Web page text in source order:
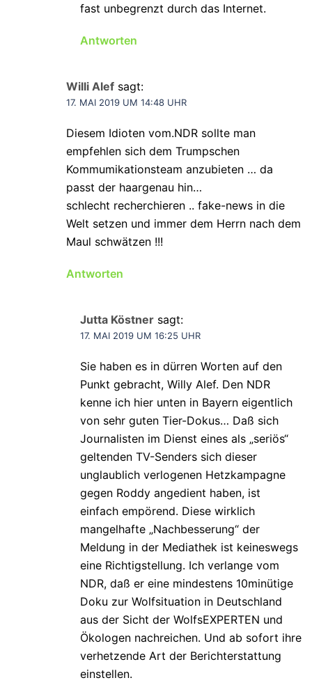
fast unbegrenzt durch das Internet.
Antworten
Willi Alef sagt:
17. MAI 2019 UM 14:48 UHR
Diesem Idioten vom.NDR sollte man
empfehlen sich dem Trumpschen
Kommumikationsteam anzubieten … da
passt der haargenau hin…
schlecht recherchieren .. fake-news in die
Welt setzen und immer dem Herrn nach dem
Maul schwätzen !!!
Antworten
Jutta Köstner sagt:
17. MAI 2019 UM 16:25 UHR
Sie haben es in dürren Worten auf den
Punkt gebracht, Willy Alef. Den NDR
kenne ich hier unten in Bayern eigentlich
von sehr guten Tier-Dokus… Daß sich
Journalisten im Dienst eines als „seriös“
geltenden TV-Senders sich dieser
unglaublich verlogenen Hetzkampagne
gegen Roddy angedient haben, ist
einfach empörend. Diese wirklich
mangelhafte „Nachbesserung“ der
Meldung in der Mediathek ist keineswegs
eine Richtigstellung. Ich verlange vom
NDR, daß er eine mindestens 10minütige
Doku zur Wolfsituation in Deutschland
aus der Sicht der WolfsEXPERTEN und
Ökologen nachreichen. Und ab sofort ihre
verhetzende Art der Berichterstattung
einstellen.